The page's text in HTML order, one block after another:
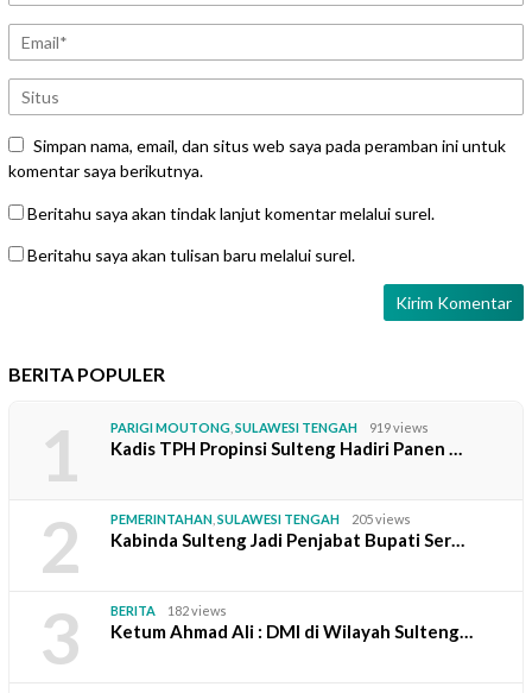
Simpan nama, email, dan situs web saya pada peramban ini untuk
komentar saya berikutnya.
Beritahu saya akan tindak lanjut komentar melalui surel.
Beritahu saya akan tulisan baru melalui surel.
BERITA POPULER
1 PARIGI MOUTONG SULAWESI TENGAH 919 views
Kadis TPH Propinsi Sulteng Hadiri Panen …
2 PEMERINTAHAN SULAWESI TENGAH 205 views
Kabinda Sulteng Jadi Penjabat Bupati Ser…
3 BERITA 182 views
Ketum Ahmad Ali : DMI di Wilayah Sulteng…